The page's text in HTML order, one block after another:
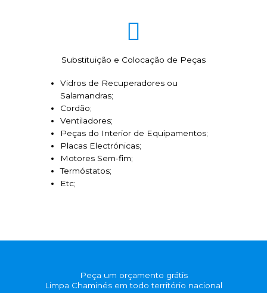
Substituição e Colocação de Peças
Vidros de Recuperadores ou
Salamandras;
Cordão;
Ventiladores;
Peças do Interior de Equipamentos;
Placas Electrónicas;
Motores Sem-fim;
Termóstatos;
Etc;
Peça um orçamento grátis
Limpa Chaminés em todo território nacional